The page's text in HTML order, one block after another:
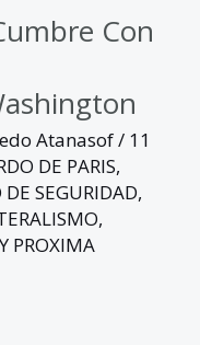
Con
Atanasof/ 11
DE PARIS,
DE SEGURIDAD,
,
PROXIMA